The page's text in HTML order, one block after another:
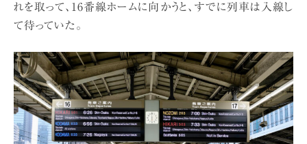
れを取って、16番線ホームに向かうと、すでに列車は入線し
て待っていた。